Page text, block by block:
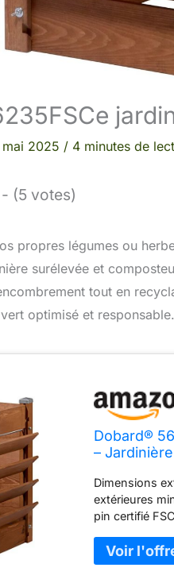
mai 2025 / 4 minutes de
(5 votes)
propres légumes ou
surélevée et
tout en
optimisé et responsable.
Dobard®
–
Dimensions
extérieures
pin certifié
Idéal pour
en Europe -